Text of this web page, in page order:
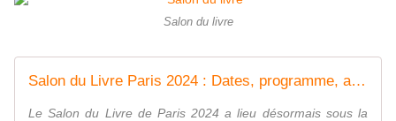
Salon du livre
Salon du Livre Paris 2024 : Dates, programme, auteurs...
Le Salon du Livre de Paris 2024 a lieu désormais sous la